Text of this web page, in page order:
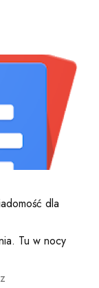
dla
Tu w nocy